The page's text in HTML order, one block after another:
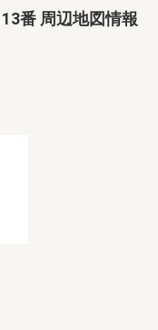
番 周辺地図情報